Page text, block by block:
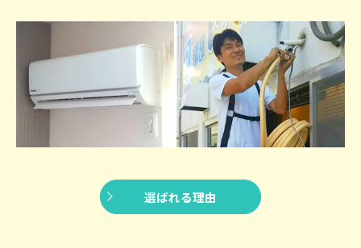
選ばれる理由